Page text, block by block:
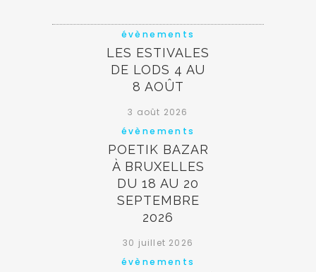
évènements
LES ESTIVALES
DE LODS 4 AU
8 AOÛT
3 août 2026
évènements
POETIK BAZAR
À BRUXELLES
DU 18 AU 20
SEPTEMBRE
2026
30 juillet 2026
évènements